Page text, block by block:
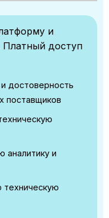
и
Платный доступ
достоверность
поставщиков
аналитику и
техническую